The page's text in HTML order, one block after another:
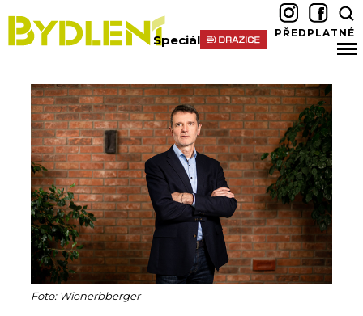
Speciál PŘEDPLATNÉ
Foto: Wienerbberger